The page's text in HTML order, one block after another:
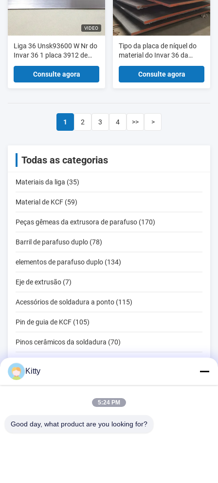
VIDEO
Liga 36 Unsk93600 W Nr do
Invar 36 1 placa 3912 de
aço inoxidável para a
indústria de Petrochemial
Consulte agora
Tipo da placa de níquel do
material do Invar 36 da
elevada precisão para os
termostatosConsulte agora
1 2 3 4 >> >
Todas as categorias
Materiais da liga (35)
Material de KCF (59)
Peças gêmeas da extrusora de parafuso (170)
Barril de parafuso duplo (78)
elementos de parafuso duplo (134)
Eje de extrusão (7)
Acessórios de soldadura a ponto (115)
Pin de guia de KCF (105)
Pinos cerâmicos da soldadura (70)
Ferramentas de soldadura por ponto (134)
Máquina de soldadura do ponto da resistência (18)
Kitty
5:24 PM
Good day, what product are you looking for?